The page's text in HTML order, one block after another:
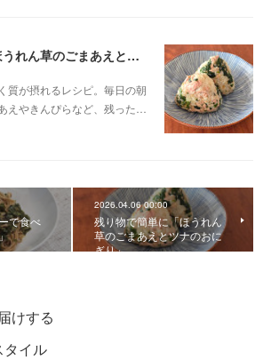
残り物で簡単に「ほうれん草のごまあえとツナのおにぎり」
質が摂れるレシピ。毎日の朝
えやきんぴらなど、残った…
で食べ
2026.04.06 00:00
残り物で簡単に「ほうれん
草のごまあえとツナのおに
ぎり」
けする
タイル